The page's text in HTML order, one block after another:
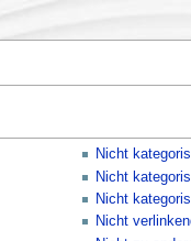
Nicht
Nicht
Nicht
Nicht